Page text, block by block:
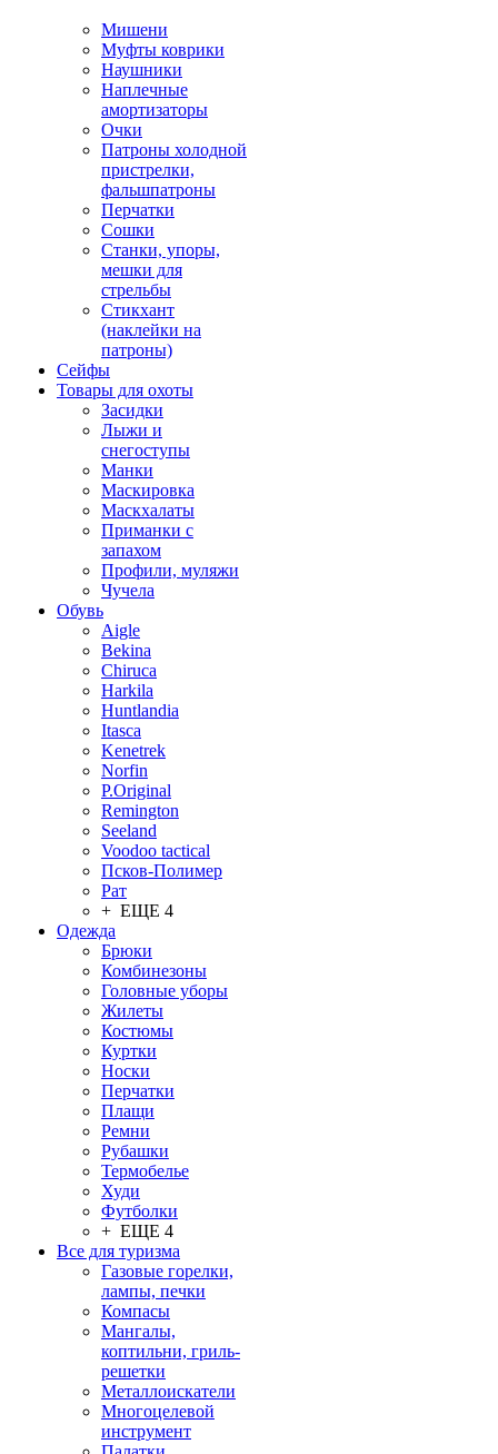
Мишени
Муфты коврики
Наушники
Наплечные
амортизаторы
Очки
Патроны холодной
пристрелки,
фальшпатроны
Перчатки
Сошки
Станки, упоры,
мешки для
стрельбы
Стикхант
(наклейки на
патроны)
Сейфы
Товары для охоты
Засидки
Лыжи и
снегоступы
Манки
Маскировка
Маскхалаты
Приманки с
запахом
Профили, муляжи
Чучела
Обувь
Aigle
Bekina
Chiruсa
Harkila
Huntlandia
Itasca
Kenetrek
Norfin
P.Original
Remington
Seeland
Voodoo tactical
Псков-Полимер
Рат
+ ЕЩЕ 4
Одежда
Брюки
Комбинезоны
Головные уборы
Жилеты
Костюмы
Куртки
Носки
Перчатки
Плащи
Ремни
Рубашки
Термобелье
Худи
Футболки
+ ЕЩЕ 4
Все для туризма
Газовые горелки,
лампы, печки
Компасы
Мангалы,
коптильни, гриль-
решетки
Металлоискатели
Многоцелевой
инструмент